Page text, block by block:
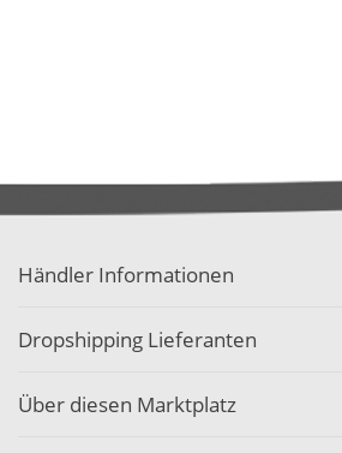
Händler Informationen
Dropshipping Lieferanten
Über diesen Marktplatz